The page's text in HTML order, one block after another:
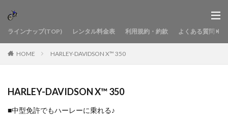
ラインナップ(TOP) レンタル料金表 利用規約・約款 よくある質問
HOME HARLEY-DAVIDSON X™ 350
HARLEY-DAVIDSON X™ 350
■中型免許でもハーレーに乗れる♪